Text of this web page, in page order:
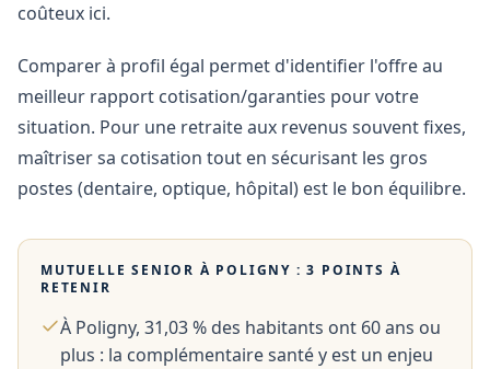
coûteux ici.
Comparer à profil égal permet d'identifier l'offre au
meilleur rapport cotisation/garanties pour votre
situation. Pour une retraite aux revenus souvent fixes,
maîtriser sa cotisation tout en sécurisant les gros
postes (dentaire, optique, hôpital) est le bon équilibre.
MUTUELLE SENIOR À POLIGNY : 3 POINTS À
RETENIR
À Poligny, 31,03 % des habitants ont 60 ans ou
plus : la complémentaire santé y est un enjeu